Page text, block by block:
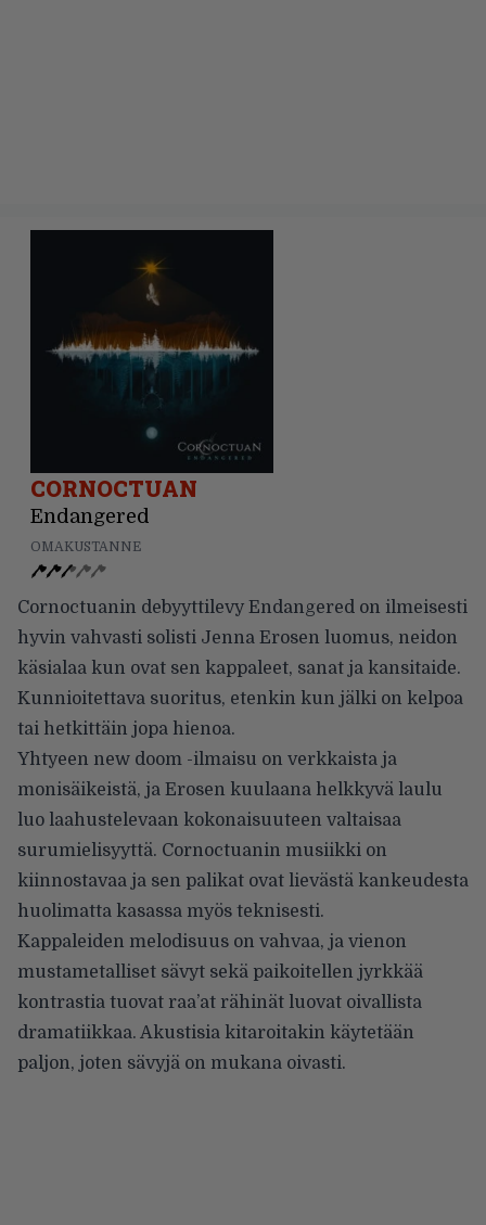
CORNOCTUAN
Endangered
OMAKUSTANNE
Cornoctuanin debyyttilevy Endangered on ilmeisesti
hyvin vahvasti solisti Jenna Erosen luomus, neidon
käsialaa kun ovat sen kappaleet, sanat ja kansitaide.
Kunnioitettava suoritus, etenkin kun jälki on kelpoa
tai hetkittäin jopa hienoa.
Yhtyeen new doom -ilmaisu on verkkaista ja
monisäikeistä, ja Erosen kuulaana helkkyvä laulu
luo laahustelevaan kokonaisuuteen valtaisaa
surumielisyyttä. Cornoctuanin musiikki on
kiinnostavaa ja sen palikat ovat lievästä kankeudesta
huolimatta kasassa myös teknisesti.
Kappaleiden melodisuus on vahvaa, ja vienon
mustametalliset sävyt sekä paikoitellen jyrkkää
kontrastia tuovat raa’at rähinät luovat oivallista
dramatiikkaa. Akustisia kitaroitakin käytetään
paljon, joten sävyjä on mukana oivasti.